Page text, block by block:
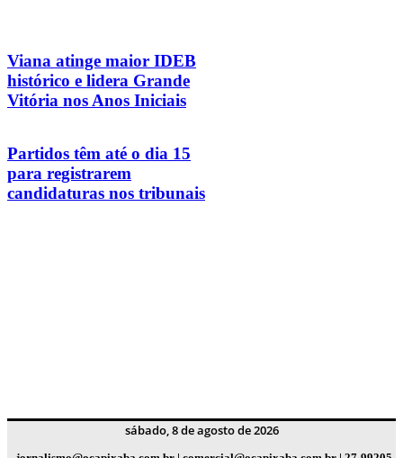
Viana atinge maior IDEB
histórico e lidera Grande
Vitória nos Anos Iniciais
Partidos têm até o dia 15
para registrarem
candidaturas nos tribunais
sábado, 8 de agosto de 2026